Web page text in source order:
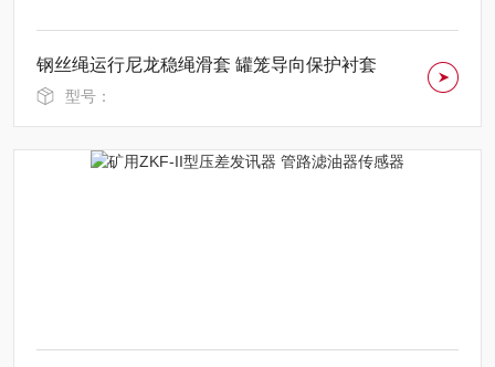
钢丝绳运行尼龙稳绳滑套 罐笼导向保护衬套
型号：